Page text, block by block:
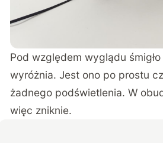
Pod względem wyglądu
wyróżnia. Jest ono po prostu
żadnego podświetlenia. W
więc zniknie.